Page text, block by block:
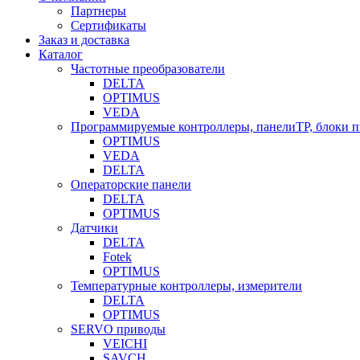
Партнеры
Сертификаты
Заказ и доставка
Каталог
Частотные преобразователи
DELTA
OPTIMUS
VEDA
Программируемые контроллеры, панелиTP, блоки
OPTIMUS
VEDA
DELTA
Операторские панели
DELTA
OPTIMUS
Датчики
DELTA
Fotek
OPTIMUS
Температурные контроллеры, измерители
DELTA
OPTIMUS
SERVO приводы
VEICHI